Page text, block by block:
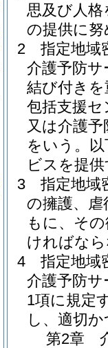
思及び人
の提供に
2
指定地域
介護予防
結び付きを
包括支援
又は介護
をいう。
ビスを提
3
指定地域
の擁護、
もに、そ
ければな
4
指定地域
介護予防
1項に規定
し、適切
第2章